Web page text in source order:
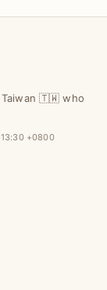
Taiwan 🇹🇼 who
+0800